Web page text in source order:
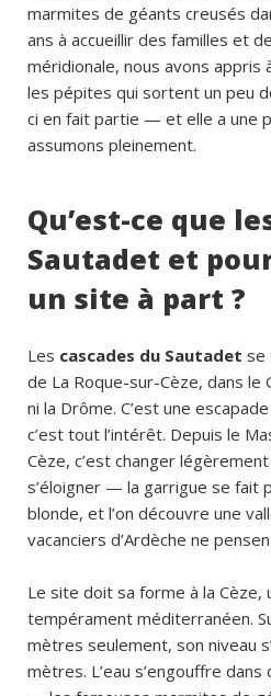
marmites de géants creusés
ans à accueillir des familles et
méridionale, nous avons
les pépites qui sortent un peu
ci en fait partie — et elle a une
assumons pleinement.
Qu’est-ce que
Sautadet et
un site à part ?
Les cascades du Sautadet se
de La Roque-sur-Cèze, dans le
ni la Drôme. C’est une
c’est tout l’intérêt. Depuis le
Cèze, c’est changer légèrement
s’éloigner — la garrigue se fait
blonde, et l’on découvre une
vacanciers d’Ardèche ne
Le site doit sa forme à la Cèze,
tempérament méditerranéen.
mètres seulement, son niveau
mètres. L’eau s’engouffre